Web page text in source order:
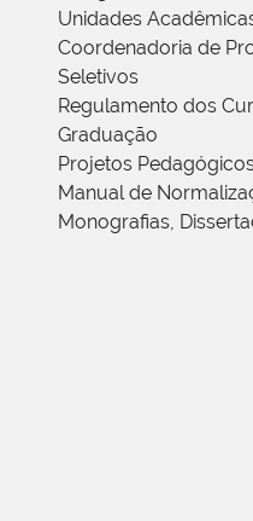
Unidades
Coordenadoria de
Seletivos
Regulamento dos
Graduação
Projetos
Manual de
Monografias,